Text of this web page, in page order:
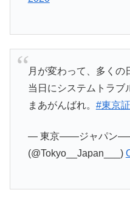
月が変わって、多くの
当日にシステムトラブ
まあがんばれ。 #東京
— 東京――ジャパン
(@Tokyo__Japan___)